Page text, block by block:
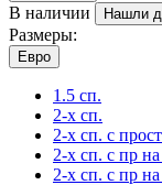
В наличии Нашли
Размеры:
Евро
1.5 сп.
2-х сп.
2-х сп. с
2-х сп. с пр
2-х сп. с пр